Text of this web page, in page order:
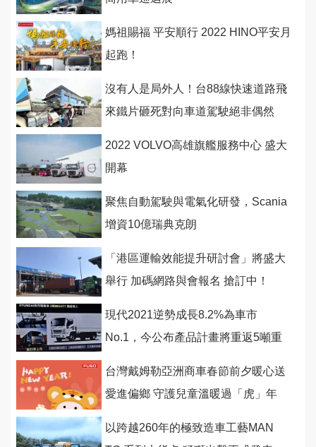
媽祖賜福 平安順行 2022 HINO平安月
起跑！
沒有人是局外人！台88線快速道路飛
來鐵片砸死對向車道駕駛絕非偶然
2022 VOLVO高雄旗艦服務中心 盛大
開幕
聚焦自動駕駛與電氣化研發，Scania
增資10億瑞典克朗
「港區運輸效能提升研討會」將盛大
舉行 加碼網路與會報名 搶訂中！
現代2021逆勢成長8.2%為車市
No.1，今公布產品計畫將重返5噸重
台灣戴姆勒亞洲商車春節前夕暖心送
愛進偏鄉 守護兒童溫暖過「虎」年
以跨越260年的極致造車工藝MAN